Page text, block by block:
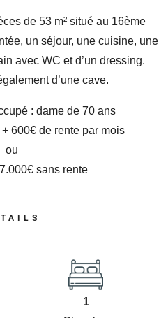
de 53 m² situé au 16ème
un séjour, une cuisine, une
avec WC et d’un dressing.
d’une cave.
: dame de 70 ans
600€ de rente par mois
ou
sans rente
1